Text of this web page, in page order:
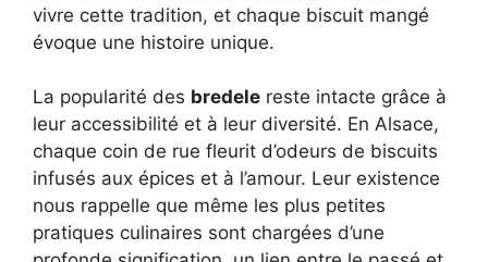
vivre cette tradition, et chaque biscuit mangé
évoque une histoire unique.
La popularité des bredele reste intacte grâce à
leur accessibilité et à leur diversité. En Alsace,
chaque coin de rue fleurit d’odeurs de biscuits
infusés aux épices et à l’amour. Leur existence
nous rappelle que même les plus petites
pratiques culinaires sont chargées d’une